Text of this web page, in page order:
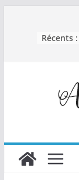
Récents :